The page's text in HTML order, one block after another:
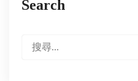
Search